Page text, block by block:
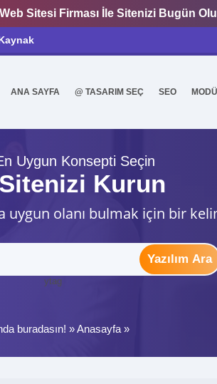
Sitesi Firması İle Sitenizi Bugün
ANA SAYFA @ TASARIM SEÇ SEO
Uygun Konsepti Seçin
Kurun
uygun olanı bulmak için bir
Yazılım Ara
ytag
buradasın! »Anasayfa »